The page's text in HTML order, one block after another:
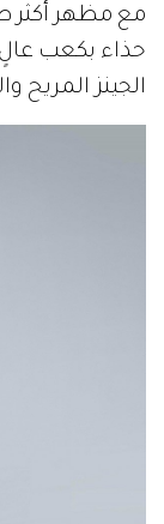
مع مظهر أكثر
حذاء بكعب عالٍ.
الجينز المريح